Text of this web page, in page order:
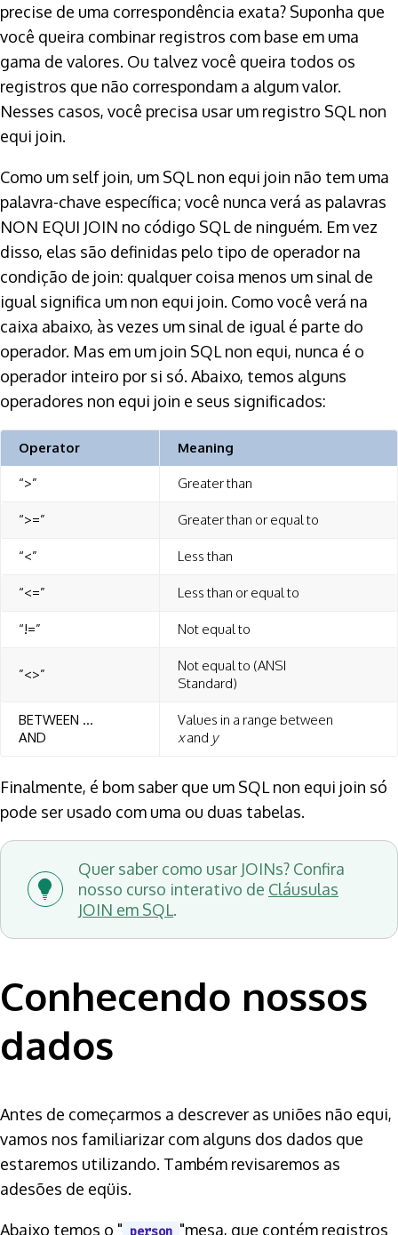
precise de uma correspondência exata? Suponha que
você queira combinar registros com base em uma
gama de valores. Ou talvez você queira todos os
registros que não correspondam a algum valor.
Nesses casos, você precisa usar um registro SQL non
equi join.
Como um self join, um SQL non equi join não tem uma
palavra-chave específica; você nunca verá as palavras
NON EQUI JOIN no código SQL de ninguém. Em vez
disso, elas são definidas pelo tipo de operador na
condição de join: qualquer coisa menos um sinal de
igual significa um non equi join. Como você verá na
caixa abaixo, às vezes um sinal de igual é parte do
operador. Mas em um join SQL non equi, nunca é o
operador inteiro por si só. Abaixo, temos alguns
operadores non equi join e seus significados:
Operator Meaning
“>” Greater than
“>=” Greater than or equal to
“<” Less than
“<=” Less than or equal to
“!=” Not equal to
”<>”
Not equal to (ANSI
Standard)
BETWEEN …
AND
Values in a range between
xand y
Finalmente, é bom saber que um SQL non equi join só
pode ser usado com uma ou duas tabelas.
Quer saber como usar JOINs? Confira
nosso curso interativo de Cláusulas
JOIN em SQL.
Conhecendo nossos
dados
Antes de começarmos a descrever as uniões não equi,
vamos nos familiarizar com alguns dos dados que
estaremos utilizando. Também revisaremos as
adesões de eqüis.
Abaixo temos o " person "mesa, que contém registros